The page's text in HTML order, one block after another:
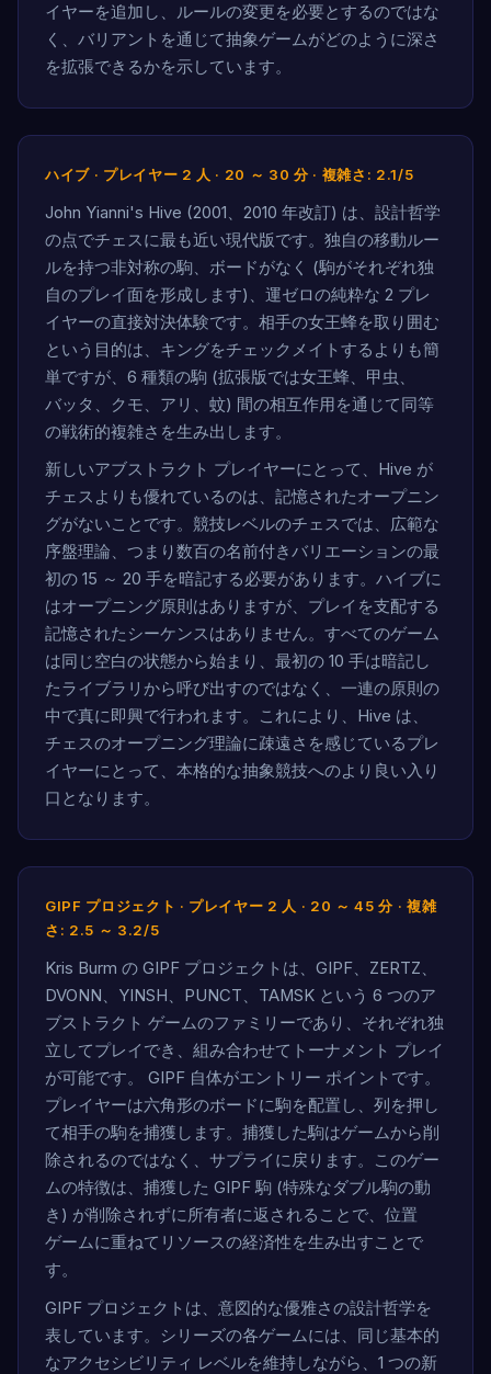
イヤーを追加し、ルールの変更を必要とするのではな
く、バリアントを通じて抽象ゲームがどのように深さ
を拡張できるかを示しています。
ハイブ · プレイヤー 2 人 · 20 ～ 30 分 · 複雑さ: 2.1/5
John Yianni's Hive (2001、2010 年改訂) は、設計哲学
の点でチェスに最も近い現代版です。独自の移動ルー
ルを持つ非対称の駒、ボードがなく (駒がそれぞれ独
自のプレイ面を形成します)、運ゼロの純粋な 2 プレ
イヤーの直接対決体験です。相手の女王蜂を取り囲む
という目的は、キングをチェックメイトするよりも簡
単ですが、6 種類の駒 (拡張版では女王蜂、甲虫、
バッタ、クモ、アリ、蚊) 間の相互作用を通じて同等
の戦術的複雑さを生み出します。
新しいアブストラクト プレイヤーにとって、Hive が
チェスよりも優れているのは、記憶されたオープニン
グがないことです。競技レベルのチェスでは、広範な
序盤理論、つまり数百の名前付きバリエーションの最
初の 15 ～ 20 手を暗記する必要があります。ハイブに
はオープニング原則はありますが、プレイを支配する
記憶されたシーケンスはありません。すべてのゲーム
は同じ空白の状態から始まり、最初の 10 手は暗記し
たライブラリから呼び出すのではなく、一連の原則の
中で真に即興で行われます。これにより、Hive は、
チェスのオープニング理論に疎遠さを感じているプレ
イヤーにとって、本格的な抽象競技へのより良い入り
口となります。
GIPF プロジェクト · プレイヤー 2 人 · 20 ～ 45 分 · 複雑
さ: 2.5 ～ 3.2/5
Kris Burm の GIPF プロジェクトは、GIPF、ZERTZ、
DVONN、YINSH、PUNCT、TAMSK という 6 つのア
ブストラクト ゲームのファミリーであり、それぞれ独
立してプレイでき、組み合わせてトーナメント プレイ
が可能です。 GIPF 自体がエントリー ポイントです。
プレイヤーは六角形のボードに駒を配置し、列を押し
て相手の駒を捕獲します。捕獲した駒はゲームから削
除されるのではなく、サプライに戻ります。このゲー
ムの特徴は、捕獲した GIPF 駒 (特殊なダブル駒の動
き) が削除されずに所有者に返されることで、位置
ゲームに重ねてリソースの経済性を生み出すことで
す。
GIPF プロジェクトは、意図的な優雅さの設計哲学を
表しています。シリーズの各ゲームには、同じ基本的
なアクセシビリティ レベルを維持しながら、1 つの新